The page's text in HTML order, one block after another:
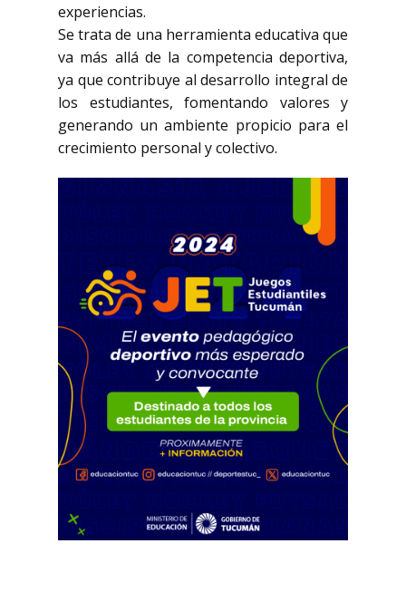
experiencias.
Se trata de una herramienta educativa que
va más allá de la competencia deportiva,
ya que contribuye al desarrollo integral de
los estudiantes, fomentando valores y
generando un ambiente propicio para el
crecimiento personal y colectivo.